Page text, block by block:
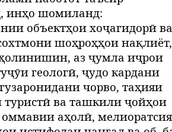
инҳо шомиланд:
объектҳои хоҷагидорӣ ва
шоҳроҳҳои нақлиёт,
аз ҷумла иҷрои
геологӣ, ҷудо кардани
чорво, таҳияи
туристӣ ва ташкили ҷойҳои
оммавии аҳолӣ,